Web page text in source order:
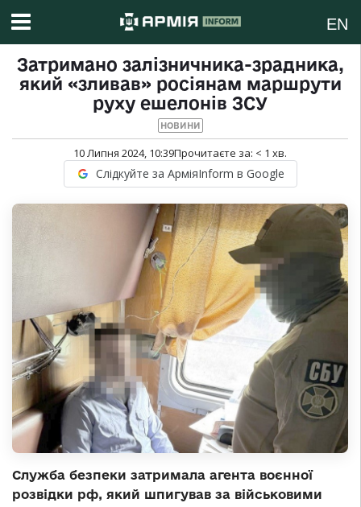
EN
Затримано залізничника-зрадника,
який «зливав» росіянам маршрути
руху ешелонів ЗСУ
НОВИНИ
10 Липня 2024, 10:39Прочитаєте за: < 1 хв.
Слідкуйте за АрміяInform в Google
Служба безпеки затримала агента воєнної
розвідки рф, який шпигував за військовими